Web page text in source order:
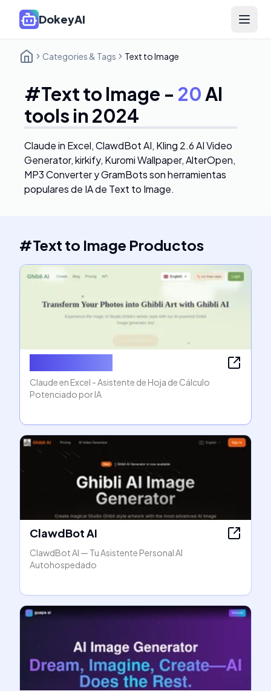
DokeyAI Open
Categories & Tags Text to Image
#Text to Image - 20AI
tools in 2024
Claude in Excel, ClawdBot AI, Kling 2.6 AI Video
Generator, kirkify, Kuromi Wallpaper, AlterOpen,
MP3 Converter y GramBotsson herramientas
populares de IA de Text to Image.
#Text to Image Productos
Claude en Excel - Asistente de Hoja de Cálculo
Potenciado por IA
ClawdBot AI
ClawdBot AI — Tu Asistente Personal AI
Autohospedado